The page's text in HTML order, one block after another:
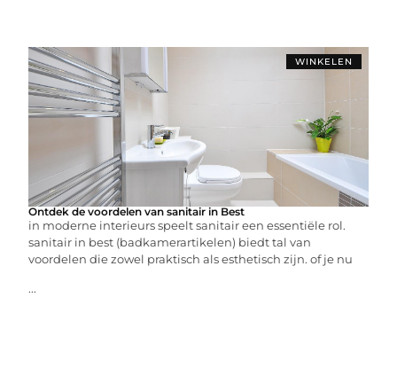
WINKELEN
Ontdek de voordelen van sanitair in Best
in moderne interieurs speelt sanitair een essentiële rol.
sanitair in best (badkamerartikelen) biedt tal van
voordelen die zowel praktisch als esthetisch zijn. of je nu
...